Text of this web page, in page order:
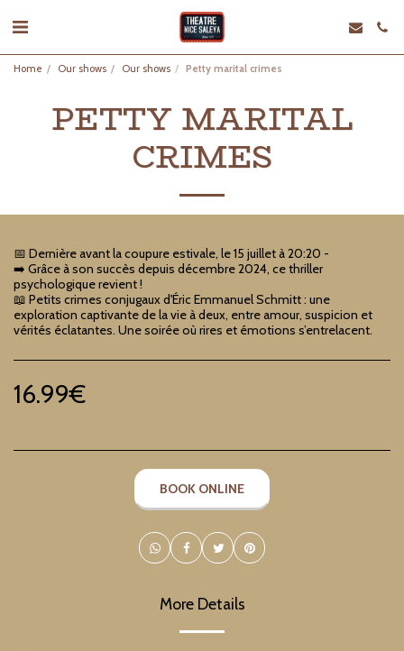
Home Our shows Our shows Petty marital crimes
PETTY MARITAL
CRIMES
📅 Dernière avant la coupure estivale, le 15 juillet à 20:20 -
➡️ Grâce à son succès depuis décembre 2024, ce thriller
psychologique revient !
📖 Petits crimes conjugaux d'Éric Emmanuel Schmitt : une
exploration captivante de la vie à deux, entre amour, suspicion et
vérités éclatantes. Une soirée où rires et émotions s’entrelacent.
16.99€
BOOK ONLINE
More Details